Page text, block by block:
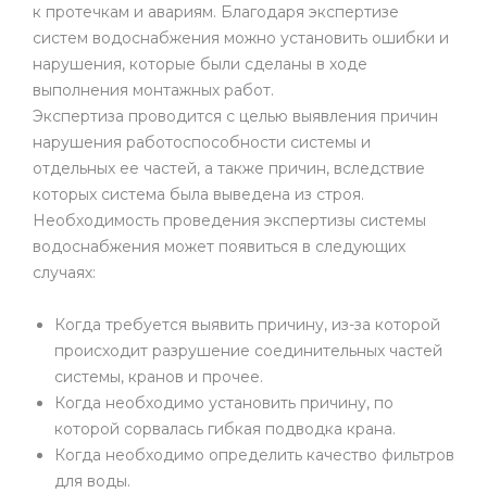
к протечкам и авариям. Благодаря экспертизе
систем водоснабжения можно установить ошибки и
нарушения, которые были сделаны в ходе
выполнения монтажных работ.
Экспертиза проводится с целью выявления причин
нарушения работоспособности системы и
отдельных ее частей, а также причин, вследствие
которых система была выведена из строя.
Необходимость проведения экспертизы системы
водоснабжения может появиться в следующих
случаях:
Когда требуется выявить причину, из-за которой
происходит разрушение соединительных частей
системы, кранов и прочее.
Когда необходимо установить причину, по
которой сорвалась гибкая подводка крана.
Когда необходимо определить качество фильтров
для воды.